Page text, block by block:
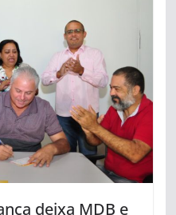
deixa MDB e